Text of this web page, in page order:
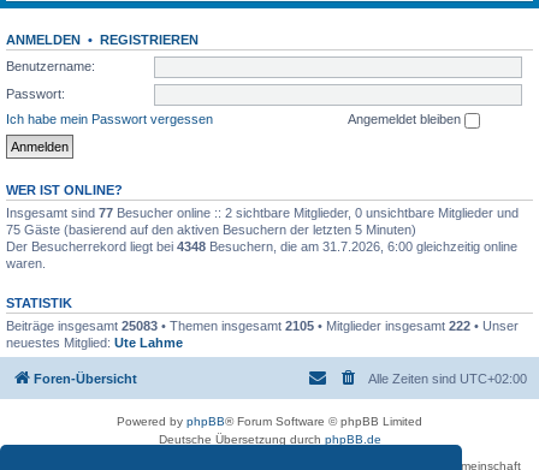
ANMELDEN • REGISTRIEREN
Benutzername:
Passwort:
Ich habe mein Passwort vergessen
Angemeldet bleiben
WER IST ONLINE?
Insgesamt sind 77 Besucher online :: 2 sichtbare Mitglieder, 0 unsichtbare Mitglieder und
75 Gäste (basierend auf den aktiven Besuchern der letzten 5 Minuten)
Der Besucherrekord liegt bei 4348 Besuchern, die am 31.7.2026, 6:00 gleichzeitig online
waren.
STATISTIK
Beiträge insgesamt 25083 • Themen insgesamt 2105 • Mitglieder insgesamt 222 • Unser
neuestes Mitglied: Ute Lahme
Foren-Übersicht Alle Zeiten sind UTC+02:00
Powered by phpBB® Forum Software © phpBB Limited
Deutsche Übersetzung durch phpBB.de
Betreiber des Forums für die Karl-May-Vereinigung – Arbeits- und Forschungsgemeinschaft